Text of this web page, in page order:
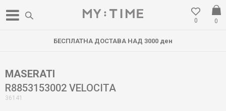
0
0
БЕСПЛАТНА ДОСТАВА НАД 3000 ден
MASERATI
R8853153002 VELOCITA
36141